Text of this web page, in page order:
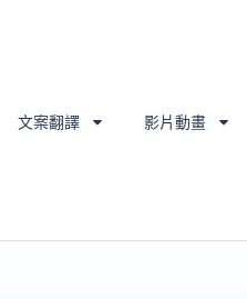
文案翻譯 影片動畫